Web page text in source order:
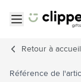
Retour à accueil
Référence de